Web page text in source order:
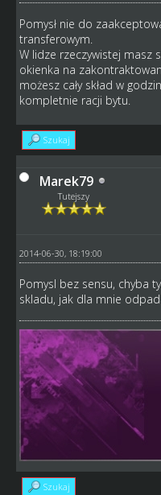
Pomysł nie do
transferowym.
W lidze rzeczywistej masz
okienka na
możesz cały skład w
kompletnie racji bytu.
Szukaj
Marek79
Tutejszy
2014-06-30, 18:19:00
Pomysl bez sensu, chyba
skladu, jak dla mnie
Szukaj